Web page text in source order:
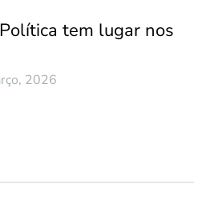
tem lugar nos
2026